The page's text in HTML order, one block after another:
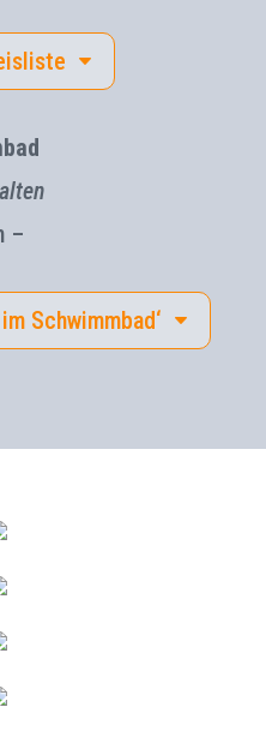
–
Schwimmbad‘